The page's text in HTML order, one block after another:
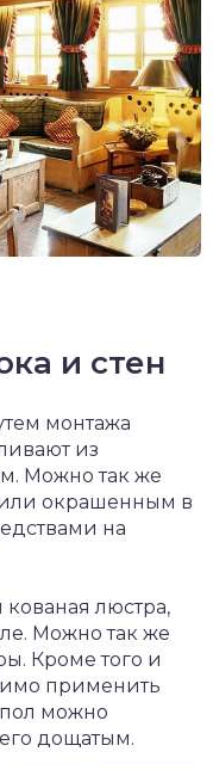
и стен
монтажа
из
Можно так же
или окрашенным в
на
люстра,
Можно так же
Кроме того и
применить
можно
дощатым.